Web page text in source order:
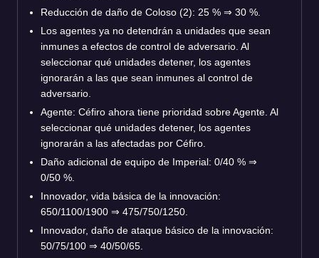
Reducción de daño de Coloso (2): 25 % ⇒ 30 %.
Los agentes ya no detendrán a unidades que sean
inmunes a efectos de control de adversario. Al
seleccionar qué unidades detener, los agentes
ignorarán a las que sean inmunes al control de
adversario.
Agente: Céfiro ahora tiene prioridad sobre Agente. Al
seleccionar qué unidades detener, los agentes
ignorarán a las afectadas por Céfiro.
Daño adicional de equipo de Imperial: 0/40 % ⇒
0/50 %.
Innovador, vida básica de la innovación:
650/1100/1900 ⇒ 475/750/1250.
Innovador, daño de ataque básico de la innovación:
50/75/100 ⇒ 40/50/65.